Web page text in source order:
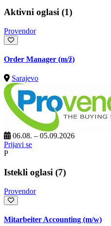
Aktivni oglasi (1)
Provendor
Order Manager (m/ž)
Sarajevo
06.08. – 05.09.2026
Prijavi se
P
Istekli oglasi (7)
Provendor
Mitarbeiter Accounting (m/w)